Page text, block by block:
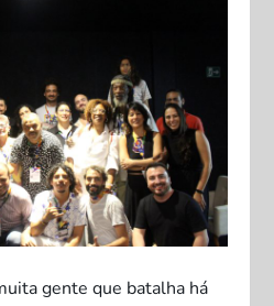
gente que batalha há